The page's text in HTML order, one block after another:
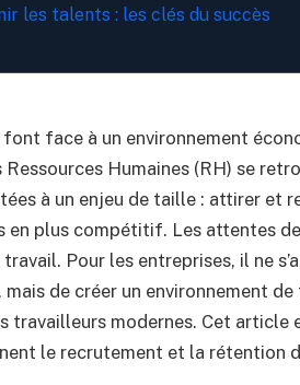
les talents : les clés du succès
face à un environnement
Humaines (RH) se
à un enjeu de taille : attirer et
en plus compétitif. Les attentes
Pour les entreprises, il ne
de créer un environnement
travailleurs modernes. Cet article
le recrutement et la rétention